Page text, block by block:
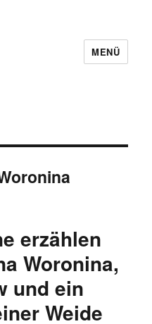
MENÜ
erzählen
Woronina,
und ein
Weide